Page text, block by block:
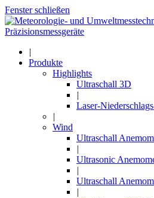
Fenster schließen
|
Produkte
Highlights
Ultraschall 3D
|
Laser-
|
Wind
Ultraschall
|
Ultrasonic
|
Ultraschall
|